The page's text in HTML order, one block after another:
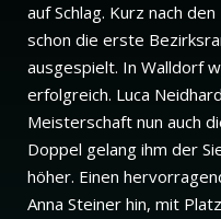
auf Schlag. Kurz nach
schon die erste
ausgespielt. In Walldorf
erfolgreich. Luca
Meisterschaft nun auch
Doppel gelang ihm der
höher. Einen
Anna Steiner hin, mit